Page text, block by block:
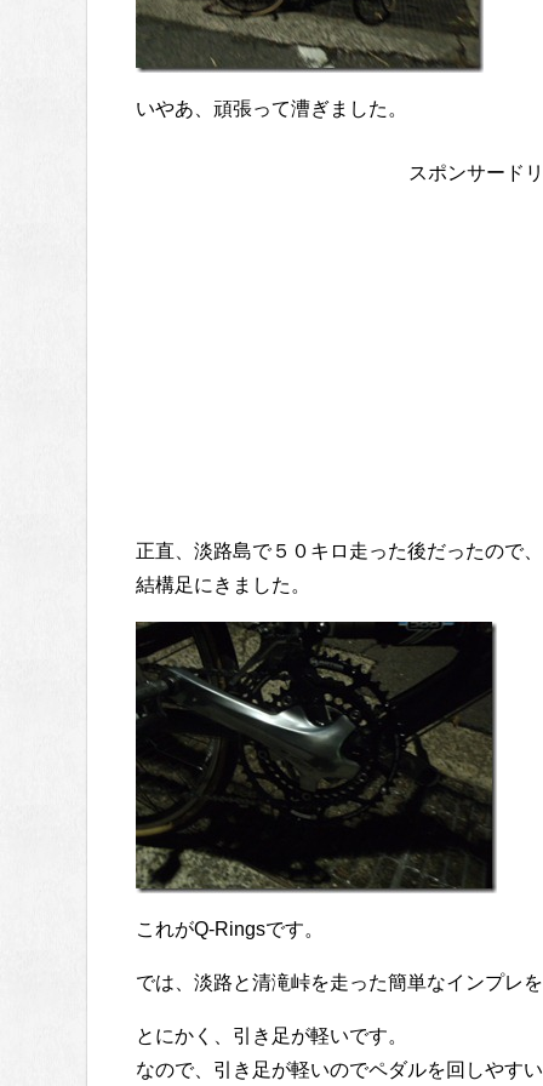
いやあ、頑張って漕ぎました。
スポンサード
正直、淡路島で５０キロ走った後だったので、
結構足にきました。
これがQ-Ringsです。
では、淡路と清滝峠を走った簡単なインプレ
とにかく、引き足が軽いです。
なので、引き足が軽いのでペダルを回しやす